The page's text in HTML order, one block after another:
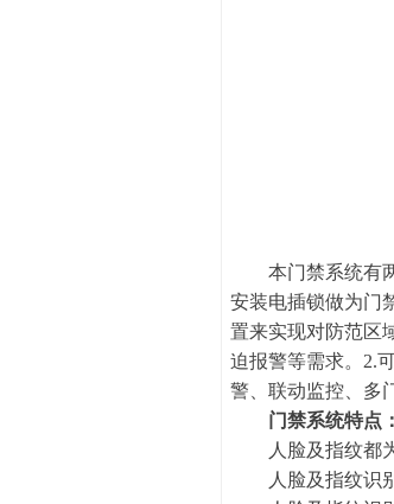
本门禁系统有两
安装电插锁做为门
置来实现对防范区
迫报警等需求。2.
警、联动监控、多
门禁系统特点：
人脸及指纹都为
人脸及指纹识别